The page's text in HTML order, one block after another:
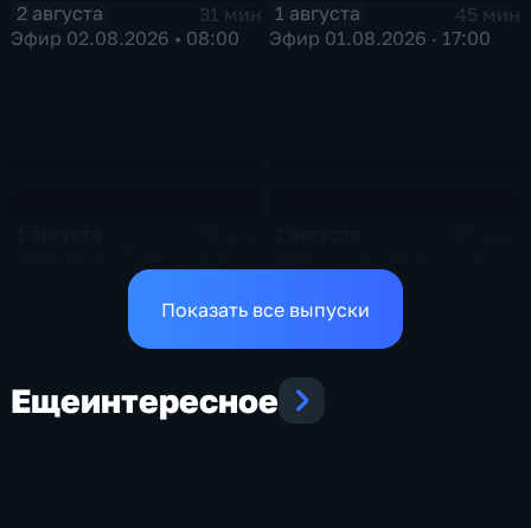
2 августа
31 мин
Эфир 02.08.2026 • 08:00
1 августа
45 мин
Эфир 01.08.2026 · 17:00
Показать все выпуски
Ещеинтересное